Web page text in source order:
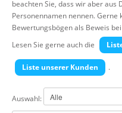
Suche
beachten Sie, dass wir aber aus
Personennamen nennen. Gerne
Bewertungsbögen als Beweis
Lesen Sie gerne auch die
Liste unserer Kunden .
Auswahl: